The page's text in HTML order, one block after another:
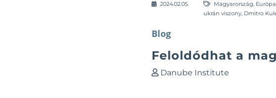
2024.02.05. Magyarország Európa
ukrán viszony Dmitro
Blog
Feloldódhat a
Danube Institute